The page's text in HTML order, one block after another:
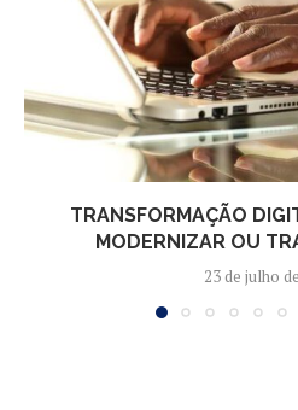
TRANSFORMAÇÃO
MODERNIZAR OU
23 de julho